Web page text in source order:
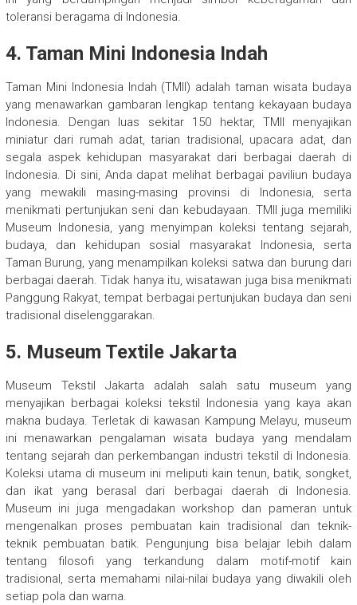
toleransi beragama di Indonesia.
4. Taman Mini Indonesia Indah
Taman Mini Indonesia Indah (TMII) adalah taman wisata budaya
yang menawarkan gambaran lengkap tentang kekayaan budaya
Indonesia. Dengan luas sekitar 150 hektar, TMII menyajikan
miniatur dari rumah adat, tarian tradisional, upacara adat, dan
segala aspek kehidupan masyarakat dari berbagai daerah di
Indonesia. Di sini, Anda dapat melihat berbagai paviliun budaya
yang mewakili masing-masing provinsi di Indonesia, serta
menikmati pertunjukan seni dan kebudayaan. TMII juga memiliki
Museum Indonesia, yang menyimpan koleksi tentang sejarah,
budaya, dan kehidupan sosial masyarakat Indonesia, serta
Taman Burung, yang menampilkan koleksi satwa dan burung dari
berbagai daerah. Tidak hanya itu, wisatawan juga bisa menikmati
Panggung Rakyat, tempat berbagai pertunjukan budaya dan seni
tradisional diselenggarakan.
5. Museum Textile Jakarta
Museum Tekstil Jakarta adalah salah satu museum yang
menyajikan berbagai koleksi tekstil Indonesia yang kaya akan
makna budaya. Terletak di kawasan Kampung Melayu, museum
ini menawarkan pengalaman wisata budaya yang mendalam
tentang sejarah dan perkembangan industri tekstil di Indonesia.
Koleksi utama di museum ini meliputi kain tenun, batik, songket,
dan ikat yang berasal dari berbagai daerah di Indonesia.
Museum ini juga mengadakan workshop dan pameran untuk
mengenalkan proses pembuatan kain tradisional dan teknik-
teknik pembuatan batik. Pengunjung bisa belajar lebih dalam
tentang filosofi yang terkandung dalam motif-motif kain
tradisional, serta memahami nilai-nilai budaya yang diwakili oleh
setiap pola dan warna.